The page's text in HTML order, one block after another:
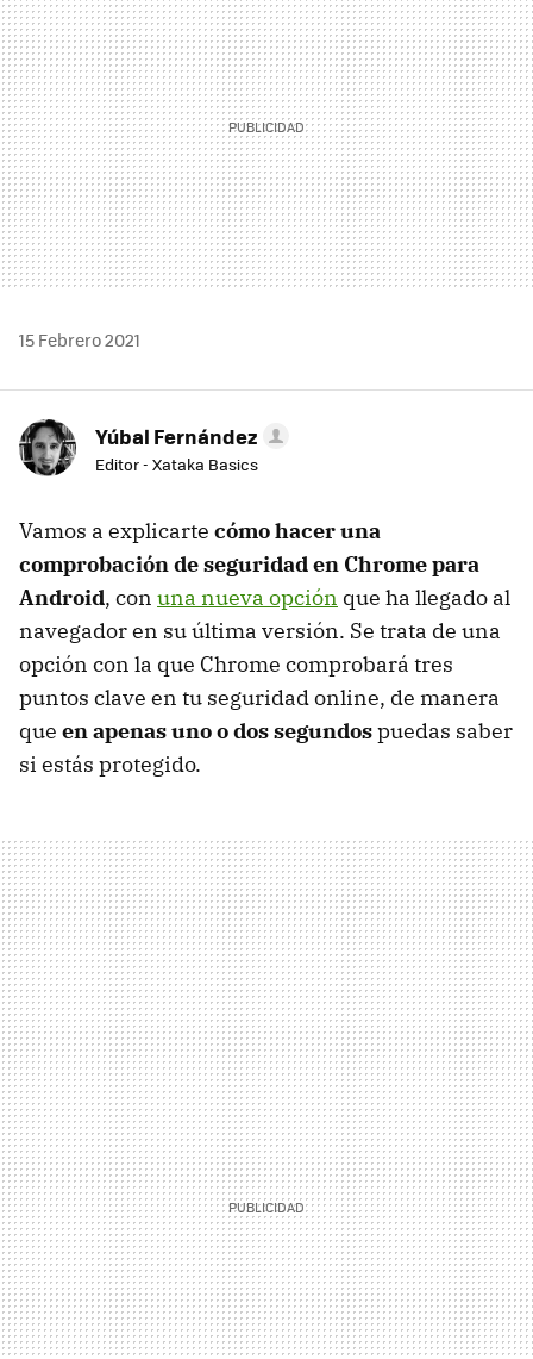
15 Febrero 2021
Yúbal Fernández
Editor - Xataka Basics
Vamos a explicarte cómo hacer una
comprobación de seguridad en Chrome para
Android, con una nueva opción que ha llegado al
navegador en su última versión. Se trata de una
opción con la que Chrome comprobará tres
puntos clave en tu seguridad online, de manera
que en apenas uno o dos segundospuedas saber
si estás protegido.